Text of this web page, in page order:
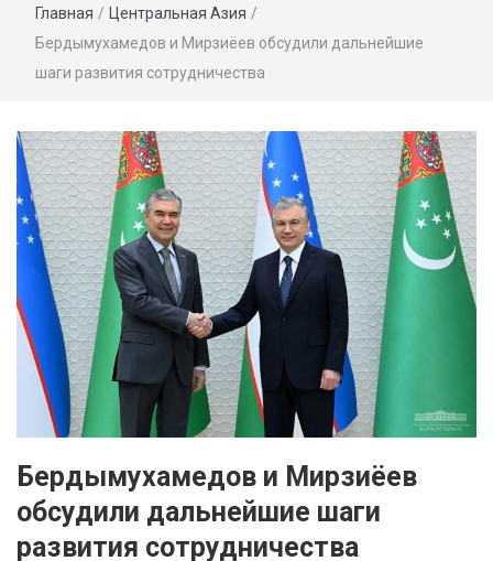
Главная / Центральная Азия /
Бердымухамедов и Мирзиёев обсудили дальнейшие
шаги развития сотрудничества
Бердымухамедов и Мирзиёев
обсудили дальнейшие шаги
развития сотрудничества